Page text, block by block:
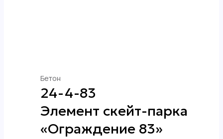
Бетон
24-4-83
Элемент скейт-парка
«Ограждение 83»